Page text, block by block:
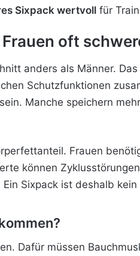
Sixpack wertvoll für
oft
anders als Männer.
Schutzfunktionen
Manche speichern
Frauen
können
Sixpack ist deshalb
Dafür müssen